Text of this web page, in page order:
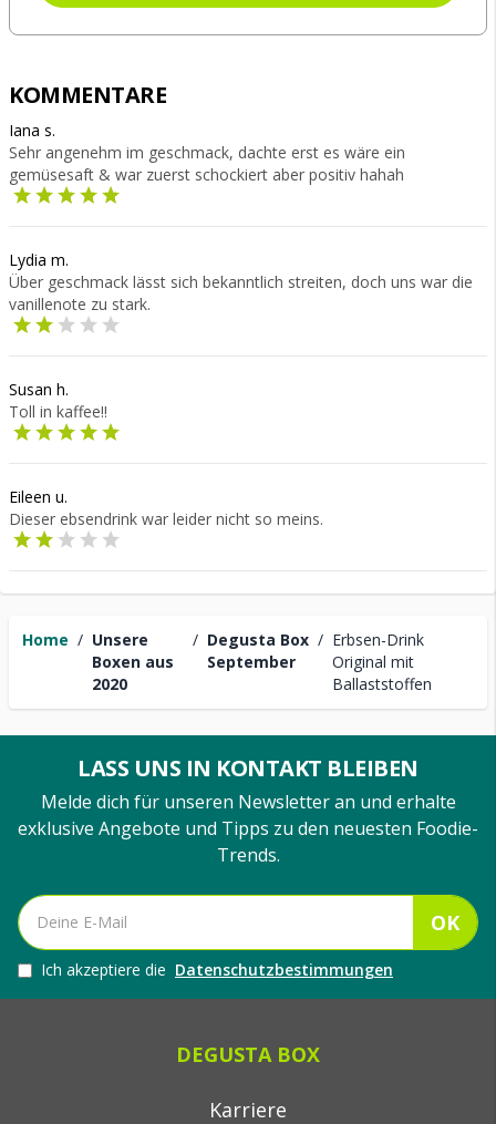
Home / Unsere
Boxen aus
2020
/ Degusta Box
September
/ Erbsen-Drink
Original mit
Ballaststoffen
KOMMENTARE
Iana s.
Sehr angenehm im geschmack, dachte erst es wäre ein
gemüsesaft & war zuerst schockiert aber positiv hahah
Lydia m.
Über geschmack lässt sich bekanntlich streiten, doch uns war die
vanillenote zu stark.
Susan h.
Toll in kaffee!!
Eileen u.
Dieser ebsendrink war leider nicht so meins.
LASS UNS IN KONTAKT BLEIBEN
Melde dich für unseren Newsletter an und erhalte
exklusive Angebote und Tipps zu den neuesten Foodie-
Trends.
OK
Ich akzeptiere die Datenschutzbestimmungen
DEGUSTA BOX
Karriere